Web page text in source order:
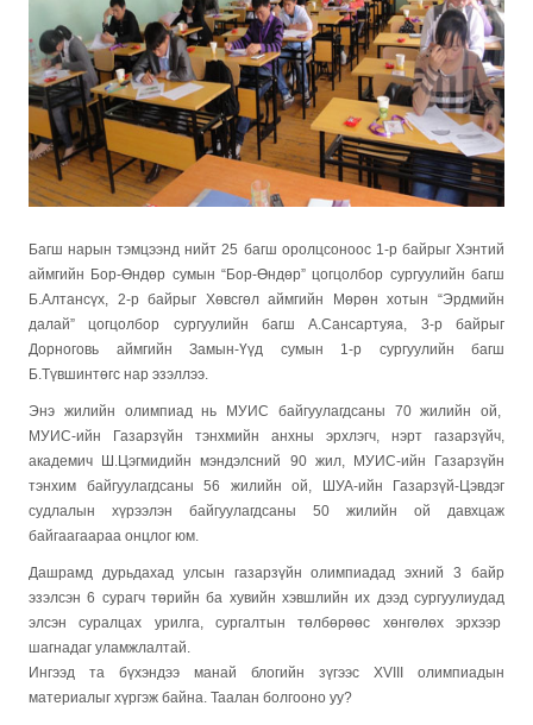
Багш нарын тэмцээнд нийт 25 багш оролцсоноос 1-р байрыг Хэнтий
аймгийн Бор-Өндөр сумын “Бор-Өндөр” цогцолбор сургуулийн багш
Б.Алтансүх, 2-р байрыг Хөвсгөл аймгийн Мөрөн хотын “Эрдмийн
далай” цогцолбор сургуулийн багш А.Сансартуяа, 3-р байрыг
Дорноговь аймгийн Замын-Үүд сумын 1-р сургуулийн багш
Б.Түвшинтөгс нар эзэллээ.
Энэ жилийн олимпиад нь МУИС байгуулагдсаны 70 жилийн ой,
МУИС-ийн Газарзүйн тэнхмийн анхны эрхлэгч, нэрт газарзүйч,
академич Ш.Цэгмидийн мэндэлсний 90 жил, МУИС-ийн Газарзүйн
тэнхим байгуулагдсаны 56 жилийн ой, ШУА-ийн Газарзүй-Цэвдэг
судлалын хүрээлэн байгуулагдсаны 50 жилийн ой давхцаж
байгаагаараа онцлог юм.
Дашрамд дурьдахад улсын газарзүйн олимпиадад эхний 3 байр
эзэлсэн 6 сурагч төрийн ба хувийн хэвшлийн их дээд сургуулиудад
элсэн суралцах урилга, сургалтын төлбөрөөс хөнгөлөх эрхээр
шагнадаг уламжлалтай.
Ингээд та бүхэндээ манай блогийн зүгээс XVIII oлимпиадын
материалыг хүргэж байна. Таалан болгооно уу?